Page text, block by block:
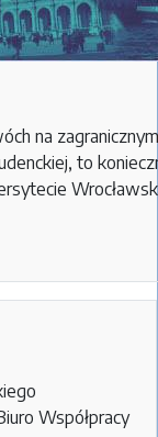
na
to
Współpracy